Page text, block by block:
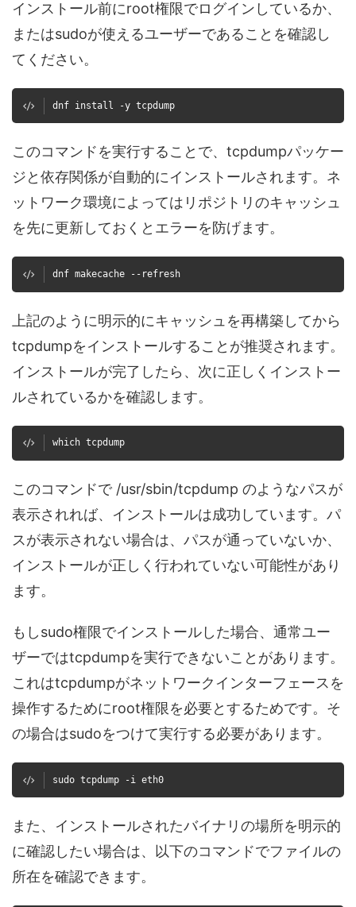
インストール前にroot権限でログインしているか、
またはsudoが使えるユーザーであることを確認し
てください。
dnf install -y tcpdump
このコマンドを実行することで、tcpdumpパッケー
ジと依存関係が自動的にインストールされます。ネ
ットワーク環境によってはリポジトリのキャッシュ
を先に更新しておくとエラーを防げます。
dnf makecache --refresh
上記のように明示的にキャッシュを再構築してから
tcpdumpをインストールすることが推奨されます。
インストールが完了したら、次に正しくインストー
ルされているかを確認します。
which tcpdump
このコマンドで /usr/sbin/tcpdump のようなパスが
表示されれば、インストールは成功しています。パ
スが表示されない場合は、パスが通っていないか、
インストールが正しく行われていない可能性があり
ます。
もしsudo権限でインストールした場合、通常ユー
ザーではtcpdumpを実行できないことがあります。
これはtcpdumpがネットワークインターフェースを
操作するためにroot権限を必要とするためです。そ
の場合はsudoをつけて実行する必要があります。
sudo tcpdump -i eth0
また、インストールされたバイナリの場所を明示的
に確認したい場合は、以下のコマンドでファイルの
所在を確認できます。